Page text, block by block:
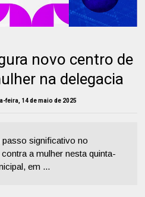
novo centro de
na delegacia
feira, 14 de maio de 2025
significativo no
a mulher nesta quinta-
em ...